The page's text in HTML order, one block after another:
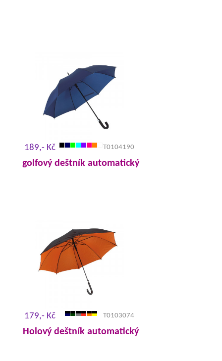
189,- Kč T0104190
golfový deštník automatický
179,- Kč T0103074
Holový deštník automatický